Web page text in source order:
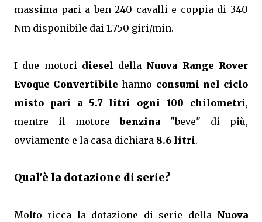
massima pari a ben 240 cavalli e coppia di 340
Nm disponibile dai 1.750 giri/min.
I due motori diesel della Nuova Range Rover
Evoque Convertibile hanno consumi nel ciclo
misto pari a 5.7 litri ogni 100 chilometri,
mentre il motore benzina "beve" di più,
ovviamente e la casa dichiara 8.6 litri.
Qual'è la dotazione di serie?
Molto ricca la dotazione di serie della Nuova